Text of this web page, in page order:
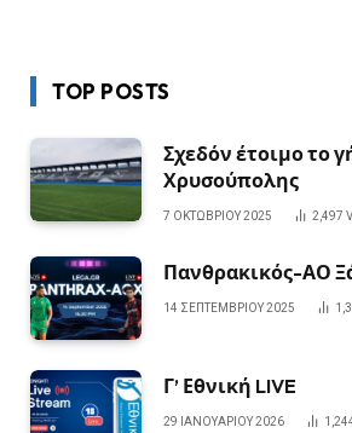
TOP POSTS
Σχεδόν έτοιμο το
Χρυσούπολης
7 ΟΚΤΩΒΡΊΟΥ 2025 2,497
Πανθρακικός-ΑΟ
14 ΣΕΠΤΕΜΒΡΊΟΥ 2025
Γ’ Εθνική LIVE
29 ΙΑΝΟΥΑΡΊΟΥ 2026